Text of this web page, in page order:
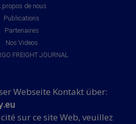
propos de nous
Publications
Partenaires
Nos Videos
FREIGHT JOURNAL
Webseite Kontakt über:
sur ce site Web, veuillez